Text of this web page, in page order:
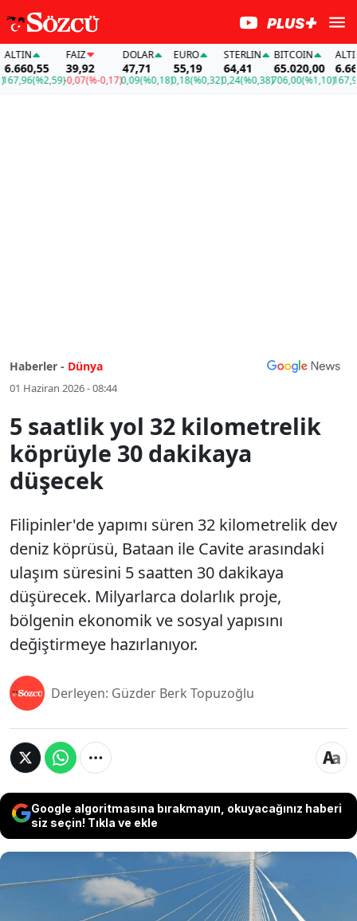
(%2,59)
FAİZ
39,92
-0,07(%-0,17)
DOLAR
47,71
0,09(%0,18)
EURO
55,19
0,18(%0,32)
STERLIN
64,41
0,24(%0,38)
BITCOIN
65.020,00
706,00(%1,10)
ALTIN
167,96
Haberler - Dünya
01 Haziran 2026 - 08:44
5 saatlik yol 32 kilometrelik
köprüyle 30 dakikaya
düşecek
Filipinler'de yapımı süren 32 kilometrelik dev
deniz köprüsü, Bataan ile Cavite arasındaki
ulaşım süresini 5 saatten 30 dakikaya
düşürecek. Milyarlarca dolarlık proje,
bölgenin ekonomik ve sosyal yapısını
değiştirmeye hazırlanıyor.
Derleyen: Güzder Berk Topuzoğlu
Google algoritmasına bırakmayın, okuyacağınız haberi
siz seçin! Tıkla ve ekle
Filipinler'de yapımı süren 32 kilometrelik dev